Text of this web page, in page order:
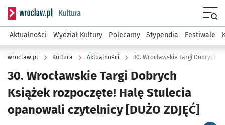
Serwis informacyjny wroclaw.pl podserwis: Kultura
Aktualności Wydział Kultury Polecamy Stypendia Festiwale
wroclaw.pl Kultura Aktualności
30. Wrocławskie Targi Dobrych
Książek rozpoczęte! Halę Stulecia
opanowali czytelnicy [DUŻO ZDJĘĆ]